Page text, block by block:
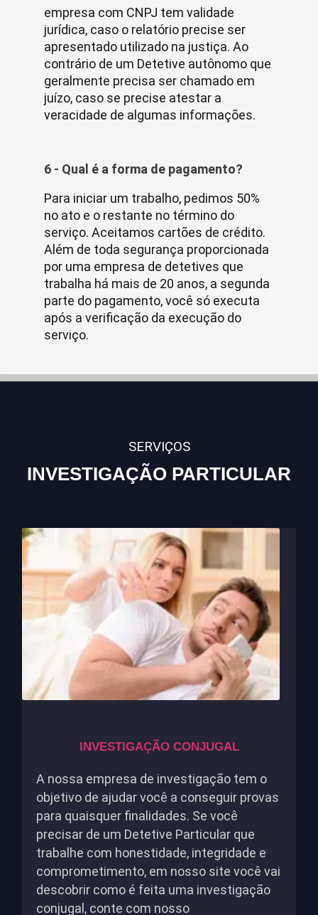
empresa com CNPJ tem validade
jurídica, caso o relatório precise ser
apresentado utilizado na justiça. Ao
contrário de um Detetive autônomo que
geralmente precisa ser chamado em
juízo, caso se precise atestar a
veracidade de algumas informações.
6 - Qual é a forma de pagamento?
Para iniciar um trabalho, pedimos 50%
no ato e o restante no término do
serviço. Aceitamos cartões de crédito.
Além de toda segurança proporcionada
por uma empresa de detetives que
trabalha há mais de 20 anos, a segunda
parte do pagamento, você só executa
após a verificação da execução do
serviço.
SERVIÇOS
INVESTIGAÇÃO PARTICULAR
INVESTIGAÇÃO CONJUGAL
A nossa empresa de investigação tem o
objetivo de ajudar você a conseguir provas
para quaisquer finalidades. Se você
precisar de um Detetive Particular que
trabalhe com honestidade, integridade e
comprometimento, em nosso site você vai
descobrir como é feita uma investigação
conjugal, conte com nosso